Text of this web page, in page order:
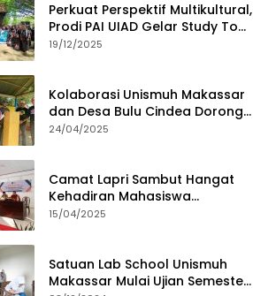
Perkuat Perspektif Multikultural,
Prodi PAI UIAD Gelar Study Tour
ke Kajang
19/12/2025
Kolaborasi Unismuh Makassar
dan Desa Bulu Cindea Dorong
Sentra Garam Industri
24/04/2025
Camat Lapri Sambut Hangat
Kehadiran Mahasiswa
PoltekMu
15/04/2025
Satuan Lab School Unismuh
Makassar Mulai Ujian Semester,